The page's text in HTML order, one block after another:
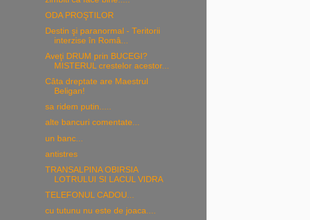
ODA PROŞTILOR
Destin şi paranormal - Teritorii
interzise în Româ...
Aveţi DRUM prin BUCEGI?
MISTERUL crestelor acestor...
Câta dreptate are Maestrul
Beligan!
sa ridem putin.....
alte bancuri comentate...
un banc...
antistres
TRANSALPINA OBIRSIA
LOTRULUI SI LACUL VIDRA
TELEFONUL CADOU...
cu tutunu nu este de joaca....